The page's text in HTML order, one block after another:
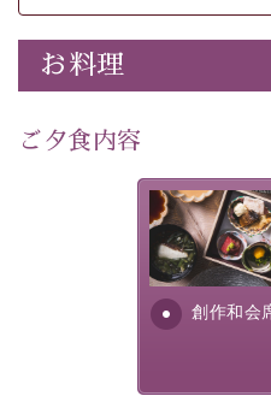
上質な装飾を施した和モダ
使いやすさにも配慮しまし
時の移り変わりとともに刻
落防止ワイヤーを設置して
-----------【安心への取り組
個室料亭、貸切風呂のご利
滞在いただけるよう
30項目以上からなる独自の
お料理
ご夕食内容
創作和会
美湖膳とは諏
提供する為に
明が考え出し
す。美しい諏